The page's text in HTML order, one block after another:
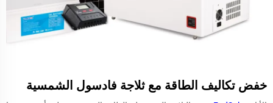
خفض تكاليف الطاقة مع ثلاجة فادسول الشمسية